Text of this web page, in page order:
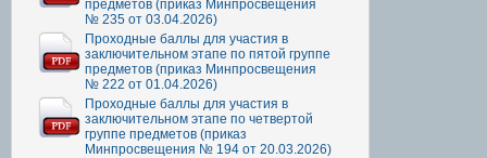
предметов (приказ Минпросвещения
№ 235 от 03.04.2026)
Проходные баллы для участия в
заключительном этапе по пятой группе
предметов (приказ Минпросвещения
№ 222 от 01.04.2026)
Проходные баллы для участия в
заключительном этапе по четвертой
группе предметов (приказ
Минпросвещения № 194 от 20.03.2026)